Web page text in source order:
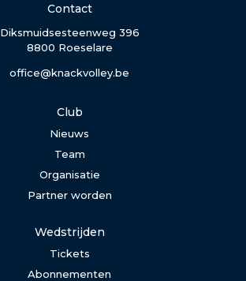
Contact
Diksmuidsesteenweg 396
8800 Roeselare
office@knackvolley.be
Club
Nieuws
Team
Organisatie
Partner worden
Wedstrijden
Tickets
Abonnementen